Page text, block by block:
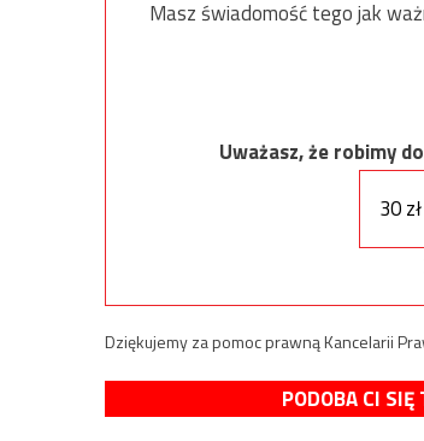
Masz świadomość tego jak
Uważasz, że robimy
30 zł
Dziękujemy za pomoc prawną Kancelarii
PODOBA CI